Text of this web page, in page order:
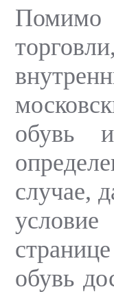
обувь
случае,
обувь